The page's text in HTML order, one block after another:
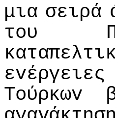
μια σειρά
τoυ
εvέργειες
Τoύρκωv